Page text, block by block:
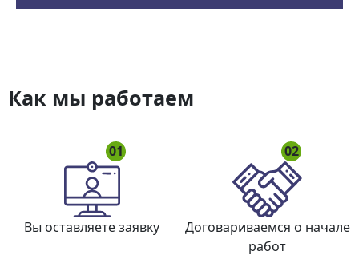
Как мы работаем
01
Вы оставляете заявку
02
Договариваемся о начале
работ